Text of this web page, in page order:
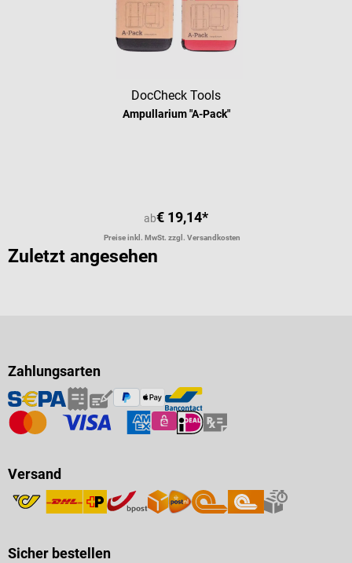
DocCheck Tools
Ampullarium "A-Pack"
ab€ 19,14*
Preise inkl. MwSt. zzgl. Versandkosten
Zuletzt angesehen
Zahlungsarten
Versand
Sicher bestellen